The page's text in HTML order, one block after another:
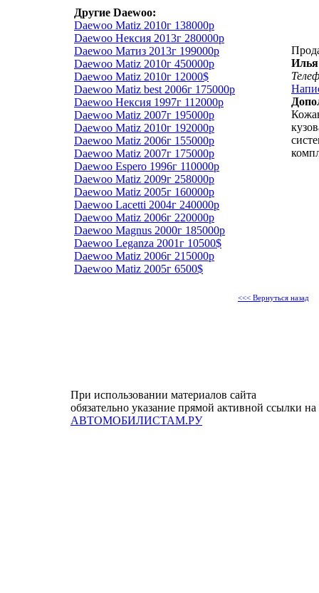
Другие Daewoo:
Daewoo Matiz 2010г 138000р
Daewoo Нексия 2013г 280000р
Daewoo Матиз 2013г 199000р
Daewoo Matiz 2010г 450000р
Daewoo Matiz 2010г 12000$
Daewoo Matiz best 2006г 175000р
Daewoo Нексия 1997г 112000р
Daewoo Matiz 2007г 195000р
Daewoo Matiz 2010г 192000р
Daewoo Matiz 2006г 155000р
Daewoo Matiz 2007г 175000р
Daewoo Espero 1996г 110000р
Daewoo Matiz 2009г 258000р
Daewoo Matiz 2005г 160000р
Daewoo Lacetti 2004г 240000р
Daewoo Matiz 2006г 220000р
Daewoo Magnus 2000г 185000р
Daewoo Leganza 2001г 10500$
Daewoo Matiz 2006г 215000р
Daewoo Matiz 2005г 6500$
Илья
<<< Вернуться назад
При использовании материалов сайта
обязательно указание прямой активной ссылки на
АВТОМОБИЛИСТАМ.РУ